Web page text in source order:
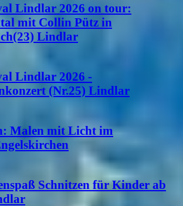
Lindlar 2026 on tour:
mit Collin Pütz in
Lindlar
Lindlar 2026 -
(Nr.25) Lindlar
Malen mit Licht im
Schnitzen für Kinder ab